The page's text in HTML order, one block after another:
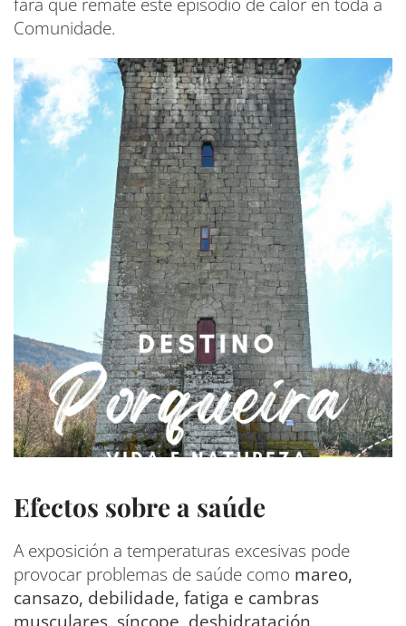
Comunidade.
Efectos sobre a saúde
A exposición a temperaturas excesivas pode
provocar problemas de saúde como mareo,
cansazo, debilidade, fatiga e cambras
musculares, síncope, deshidratación,